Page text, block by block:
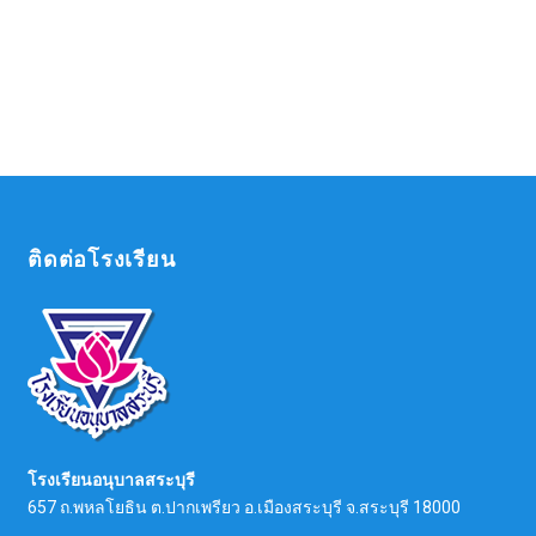
ติดต่อโรงเรียน
โรงเรียนอนุบาลสระบุรี
657 ถ.พหลโยธิน ต.ปากเพรียว อ.เมืองสระบุรี จ.สระบุรี 18000